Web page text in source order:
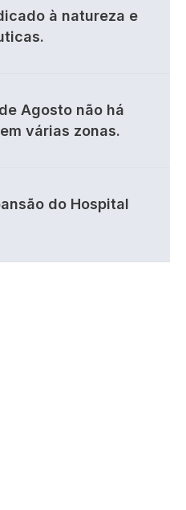
à natureza e
Agosto não há
várias zonas.
do Hospital